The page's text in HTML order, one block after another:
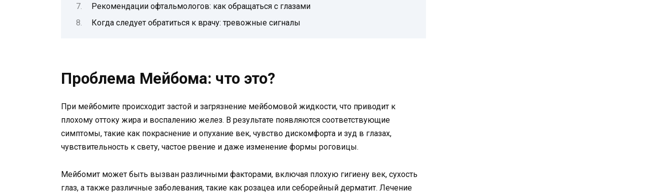
Рекомендации офтальмологов: как обращаться с глазами
Когда следует обратиться к врачу: тревожные сигналы
Проблема Мейбома: что это?
При мейбомите происходит застой и загрязнение мейбомовой жидкости, что приводит к
плохому оттоку жира и воспалению желез. В результате появляются соответствующие
симптомы, такие как покраснение и опухание век, чувство дискомфорта и зуд в глазах,
чувствительность к свету, частое рвение и даже изменение формы роговицы.
Мейбомит может быть вызван различными факторами, включая плохую гигиену век, сухость
глаз, а также различные заболевания, такие как розацеа или себорейный дерматит. Лечение